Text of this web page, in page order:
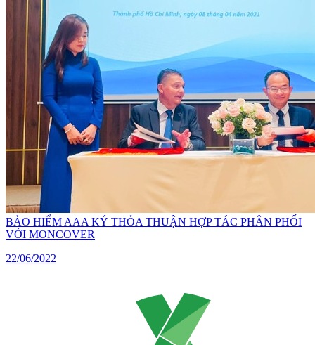
BẢO HIỂM AAA KÝ THỎA THUẬN HỢP TÁC PHÂN PHỐI
VỚI MONCOVER
22/06/2022